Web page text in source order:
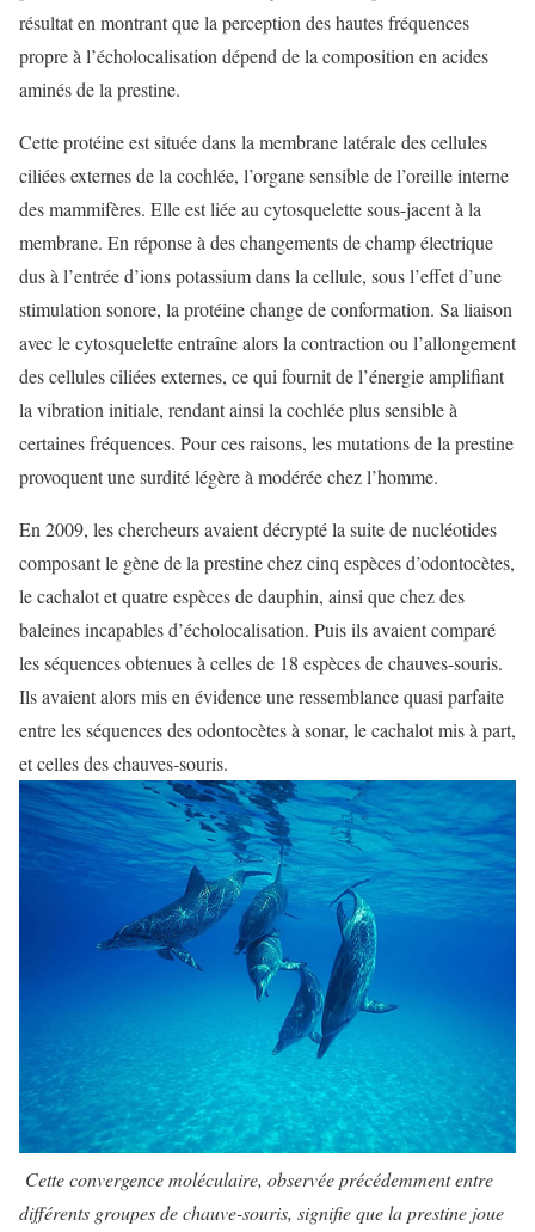
résultat en montrant que la perception des hautes fréquences
propre à l’écholocalisation dépend de la composition en acides
aminés de la prestine.
Cette protéine est située dans la membrane latérale des cellules
ciliées externes de la cochlée, l’organe sensible de l’oreille interne
des mammifères. Elle est liée au cytosquelette sous-jacent à la
membrane. En réponse à des changements de champ électrique
dus à l’entrée d’ions potassium dans la cellule, sous l’effet d’une
stimulation sonore, la protéine change de conformation. Sa liaison
avec le cytosquelette entraîne alors la contraction ou l’allongement
des cellules ciliées externes, ce qui fournit de l’énergie amplifiant
la vibration initiale, rendant ainsi la cochlée plus sensible à
certaines fréquences. Pour ces raisons, les mutations de la prestine
provoquent une surdité légère à modérée chez l’homme.
En 2009, les chercheurs avaient décrypté la suite de nucléotides
composant le gène de la prestine chez cinq espèces d’odontocètes,
le cachalot et quatre espèces de dauphin, ainsi que chez des
baleines incapables d’écholocalisation. Puis ils avaient comparé
les séquences obtenues à celles de 18 espèces de chauves-souris.
Ils avaient alors mis en évidence une ressemblance quasi parfaite
entre les séquences des odontocètes à sonar, le cachalot mis à part,
et celles des chauves-souris.
Cette convergence moléculaire, observée précédemment entre
différents groupes de chauve-souris, signifie que la prestine joue